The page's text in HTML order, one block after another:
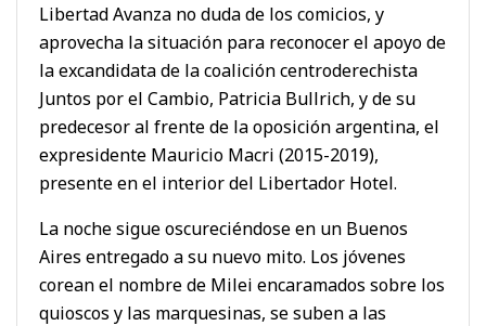
Libertad Avanza no duda de los comicios, y
aprovecha la situación para reconocer el apoyo de
la excandidata de la coalición centroderechista
Juntos por el Cambio, Patricia Bullrich, y de su
predecesor al frente de la oposición argentina, el
expresidente Mauricio Macri (2015-2019),
presente en el interior del Libertador Hotel.
La noche sigue oscureciéndose en un Buenos
Aires entregado a su nuevo mito. Los jóvenes
corean el nombre de Milei encaramados sobre los
quioscos y las marquesinas, se suben a las